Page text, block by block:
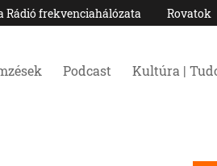
Rádió frekvenciahálózata Rovatok
Podcast Kultúra |